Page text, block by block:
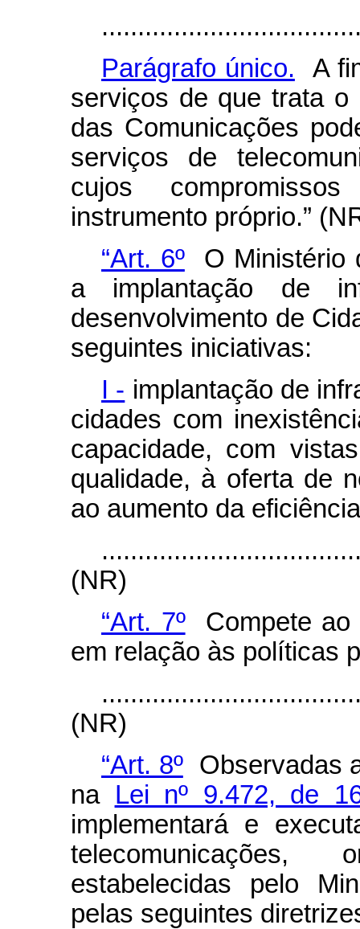
Parágrafo único. A
serviços de que trata
das Comunicações
serviços de
cujos
instrumento próprio.”
“Art. 6ºO Ministério
a implantação de
desenvolvimento de
seguintes iniciativas:
I - implantação de
cidades com
capacidade, com
qualidade, à oferta de
ao aumento da
(NR)
“Art. 7ºCompete ao
em relação às políticas
(NR)
“Art. 8ºObservadas
na Lei nº 9.472, de
implementará e
estabelecidas pelo
pelas seguintes